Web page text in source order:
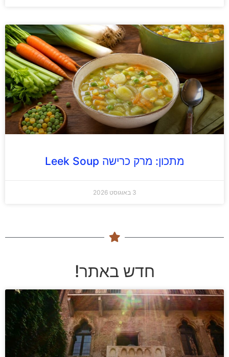
מתכון: מרק כרישה Leek Soup
3 באוגוסט 2026
חדש באתר!